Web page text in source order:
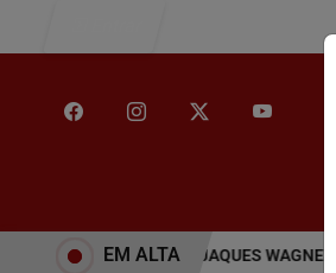
DO SENADOR JAQUES WAGNER A
EM ALTA